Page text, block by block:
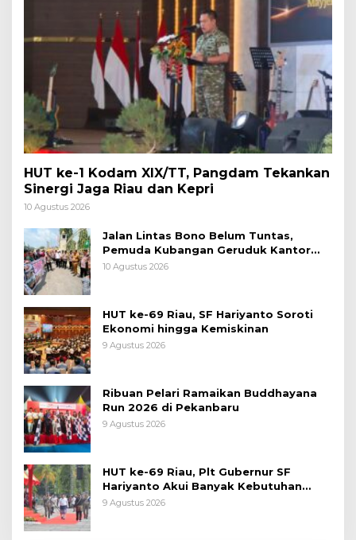
HUT ke-1 Kodam XIX/TT, Pangdam Tekankan
Sinergi Jaga Riau dan Kepri
10 Agustus 2026
Jalan Lintas Bono Belum Tuntas,
Pemuda Kubangan Geruduk Kantor
Gubernur Riau
10 Agustus 2026
HUT ke-69 Riau, SF Hariyanto Soroti
Ekonomi hingga Kemiskinan
9 Agustus 2026
Ribuan Pelari Ramaikan Buddhayana
Run 2026 di Pekanbaru
9 Agustus 2026
HUT ke-69 Riau, Plt Gubernur SF
Hariyanto Akui Banyak Kebutuhan
Warga Belum Terpenuhi
9 Agustus 2026